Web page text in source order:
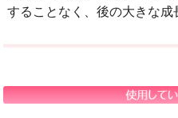
することなく、後の大きな成